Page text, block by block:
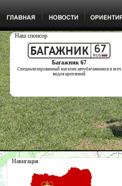
Наш спонсор
Багажник 67
Специализированный магазин автобагажников и всех
видов креплений
Навигация